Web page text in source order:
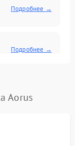
Подробнее →
Подробнее →
Подробнее →
Aorus